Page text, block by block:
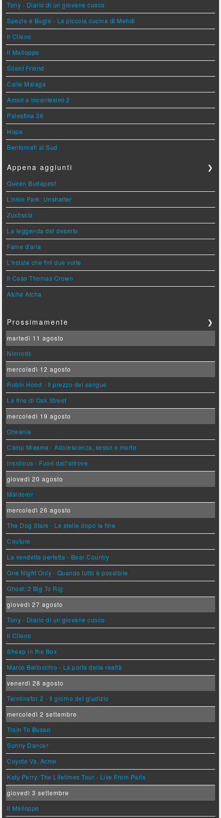
Tony - Diario di un giovane cuoco
Spezie e Bugie - La piccola cucina di Mehdi
Il Cileno
Il Malloppo
Silent Friend
Calle Malaga
Amori e Incantesimi 2
Palestina 36
Hope
Bentornati al Sud
Appena aggiunti ❯
Queen Budapest
Linkin Park: Unshatter
Zustissia
La leggenda del deserto
Fame d'aria
L'estate che finì due volte
Il Caso Thomas Crown
Atcha Atcha
Prossimamente ❯
martedì 11 agosto
Nimrods
mercoledì 12 agosto
Robin Hood - Il prezzo del sangue
La fine di Oak Street
mercoledì 19 agosto
Oceania
Camp Miasma - Adolescenza, sesso e morte
Insidious - Fuori dall'altrove
giovedì 20 agosto
Maldoror
mercoledì 26 agosto
The Dog Stars - Le stelle dopo la fine
Couture
La vendetta perfetta - Bear Country
One Night Only - Quando tutto è possibile
Ghost: 2 Big To Rig
giovedì 27 agosto
Tony - Diario di un giovane cuoco
Il Cileno
Sheep in the Box
Marco Bellocchio - La porta della realtà
venerdì 28 agosto
Terminator 2 - Il giorno del giudizio
mercoledì 2 settembre
Train To Busan
Sunny Dancer
Coyote Vs. Acme
Katy Perry: The Lifetimes Tour - Live From Paris
giovedì 3 settembre
Il Malloppo